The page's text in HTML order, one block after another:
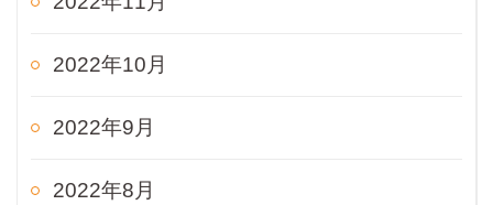
2022年10月
2022年9月
2022年8月